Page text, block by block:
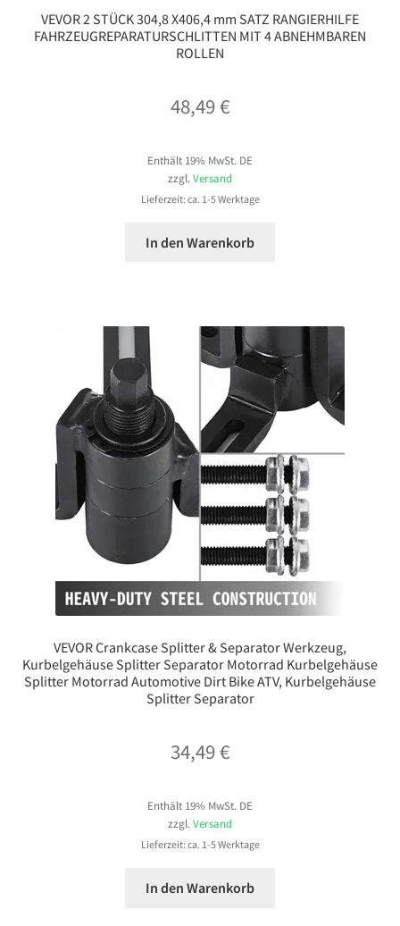
VEVOR 2 STÜCK 304,8 X406,4 mm SATZ RANGIERHILFE
FAHRZEUGREPARATURSCHLITTEN MIT 4 ABNEHMBAREN
ROLLEN
48,49€
Enthält 19% MwSt. DE
zzgl. Versand
Lieferzeit: ca. 1-5 Werktage
In den Warenkorb
VEVOR Crankcase Splitter & Separator Werkzeug,
Kurbelgehäuse Splitter Separator Motorrad Kurbelgehäuse
Splitter Motorrad Automotive Dirt Bike ATV, Kurbelgehäuse
Splitter Separator
34,49€
Enthält 19% MwSt. DE
zzgl. Versand
Lieferzeit: ca. 1-5 Werktage
In den Warenkorb